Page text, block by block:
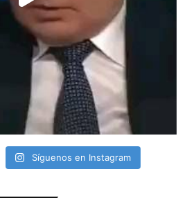
Síguenos en Instagram